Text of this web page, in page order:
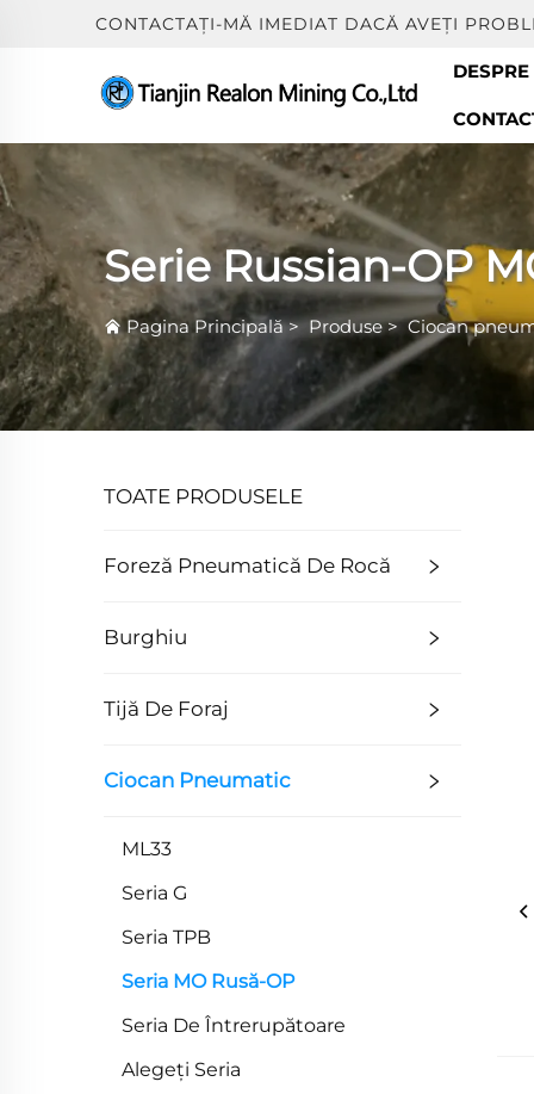
CONTACTAŢI-MĂ IMEDIAT DACĂ AVEŢI
Serie Russian-OP
Pagina Principală>Produse>Ciocan
TOATE PRODUSELE
Foreză Pneumatică De Rocă
Burghiu
Tijă De Foraj
Ciocan Pneumatic
ML33
Seria G
Seria TPB
Seria MO Rusă-OP
Seria De Întrerupătoare
Alegeți Seria